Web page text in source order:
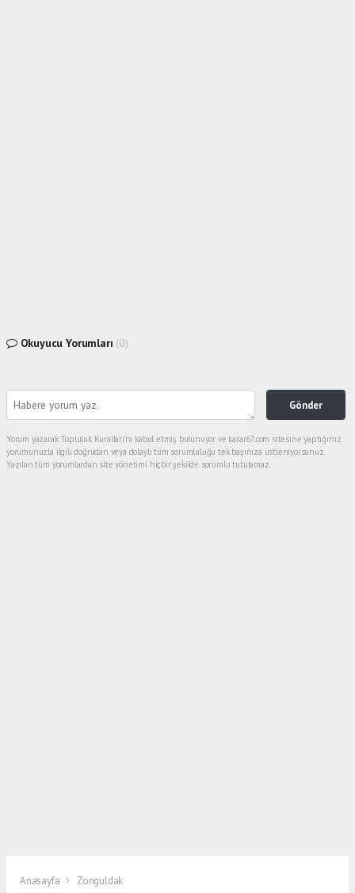
Okuyucu Yorumları (0)
Gönder
Yorum yazarak Topluluk Kuralları’nı kabul etmiş bulunuyor ve karar67.com sitesine yaptığınız
yorumunuzla ilgili doğrudan veya dolaylı tüm sorumluluğu tek başınıza üstleniyorsunuz.
Yazılan tüm yorumlardan site yönetimi hiçbir şekilde sorumlu tutulamaz.
Anasayfa Zonguldak